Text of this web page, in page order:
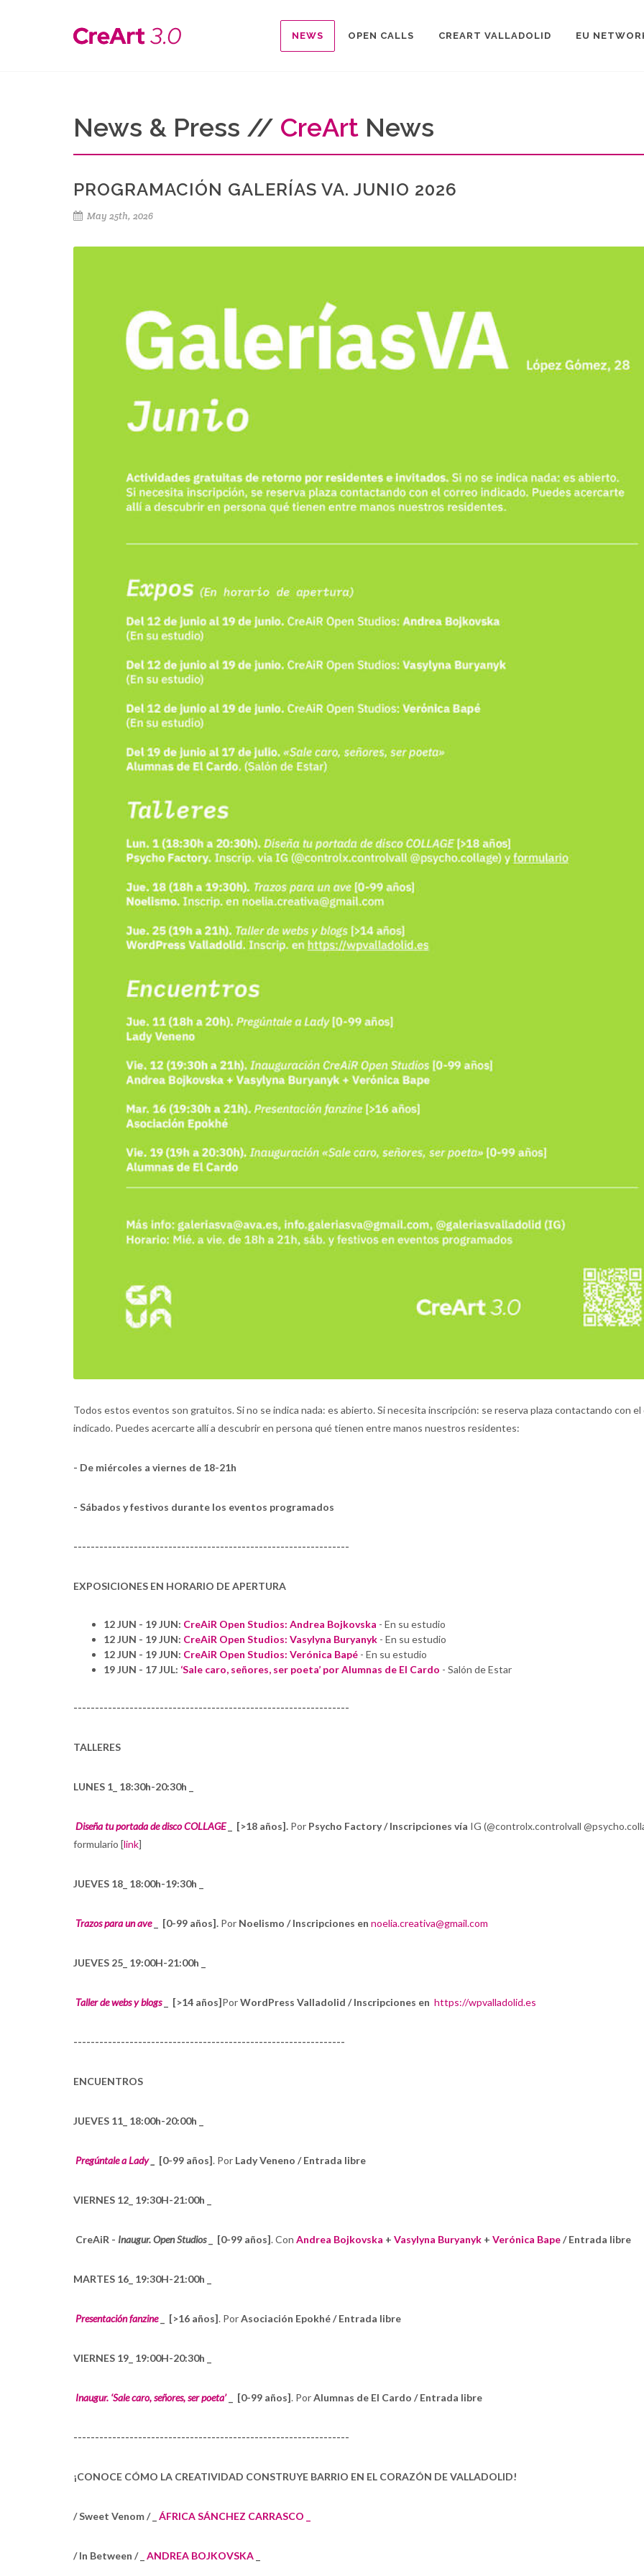
NEWS OPEN CALLS CREART VALLADOLID EU
News & Press // CreArt News
PROGRAMACIÓN GALERÍAS VA. JUNIO 2026
May 25th, 2026
Todos estos eventos son gratuitos. Si no se indica nada: es abierto. Si necesita inscripción: se reserva plaza contactando con el
indicado. Puedes acercarte allí a descubrir en persona qué tienen entre manos nuestros residentes:
- De miércoles a viernes de 18-21h
- Sábados y festivos durante los eventos programados
----------------------------------------------------------------
EXPOSICIONES EN HORARIO DE APERTURA
12 JUN - 19 JUN: CreAiR Open Studios: Andrea Bojkovska - En su estudio
12 JUN - 19 JUN: CreAiR Open Studios: Vasylyna Buryanyk - En su estudio
12 JUN - 19 JUN: CreAiR Open Studios: Verónica Bapé - En su estudio
19 JUN - 17 JUL: ‘Sale caro, señores, ser poeta’ por Alumnas de El Cardo - Salón de Estar
----------------------------------------------------------------
TALLERES
LUNES 1_ 18:30h-20:30h _
Diseña tu portada de disco COLLAGE_ [>18 años]. Por Psycho Factory / Inscripciones vía IG (@controlx.controlvall
formulario [link]
JUEVES 18_ 18:00h-19:30h _
Trazos para un ave [0-99 años]. Por Noelismo / Inscripciones en noelia.creativa@gmail.com
JUEVES 25_ 19:00H-21:00h _
Taller de webs y blogs_ [>14 años]PorWordPress Valladolid / Inscripciones en https://wpvalladolid.es
---------------------------------------------------------------
ENCUENTROS
JUEVES 11_ 18:00h-20:00h _
Pregúntale a Lady_ [0-99 años]. Por Lady Veneno / Entrada libre
VIERNES 12_ 19:30H-21:00h _
CreAiR - Inaugur. Open Studios_ [0-99 años]. Con Andrea Bojkovska + Vasylyna Buryanyk + Verónica Bape/ Entrada libre
MARTES 16_ 19:30H-21:00h _
Presentación fanzine_ [>16 años]. PorAsociación Epokhé / Entrada libre
VIERNES 19_ 19:00H-20:30h _
Inaugur. ‘Sale caro, señores, ser poeta’_ [0-99 años]. PorAlumnas de El Cardo / Entrada libre
----------------------------------------------------------------
¡CONOCE CÓMO LA CREATIVIDAD CONSTRUYE BARRIO EN EL CORAZÓN DE VALLADOLID!
/ Sweet Venom / _ ÁFRICA SÁNCHEZ CARRASCO _
/ In Between / _ ANDREA BOJKOVSKA